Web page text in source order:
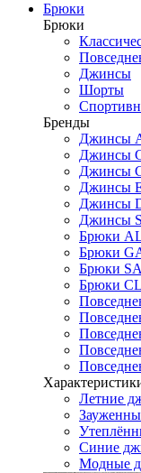
Брюки
Брюки
Джинсы
Шорты
Бренды
Джинсы
Джинсы
Джинсы
Джинсы
Джинсы
Джинсы
Брюки
Брюки
Брюки
Брюки
Летние
Синие
Модные